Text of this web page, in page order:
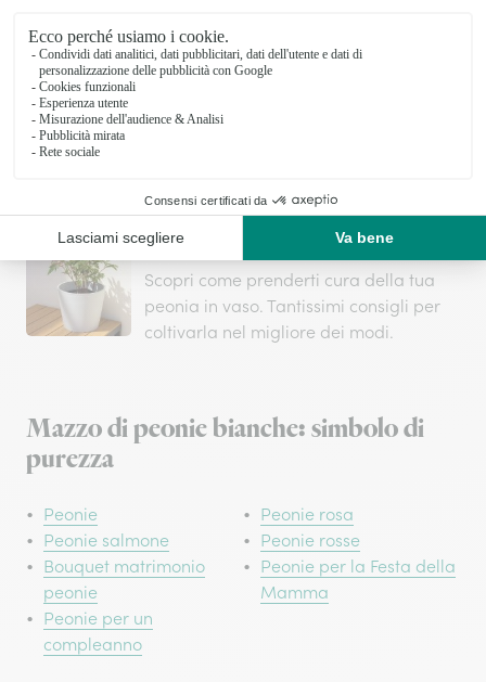
Peonia rosa: il fiore che incanta le
occasioni speciali
sulla peonia rosa. Il colore, il significato,
Peonie in vaso: guida essenziale alla
cura e coltivazione
Scopri come prenderti cura della tua
peonia in vaso. Tantissimi consigli per
coltivarla nel migliore dei modi.
Mazzo di peonie bianche: simbolo di
purezza
Peonie
Peonie rosa
Peonie salmone
Peonie rosse
Bouquet matrimonio
peonie
Peonie per la Festa della
Mamma
Peonie per un
compleanno